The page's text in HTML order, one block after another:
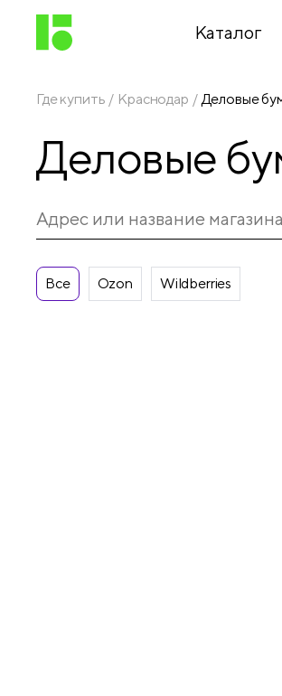
Каталог
принадлежности
Канцелярские
принадлежности
Папки,
Где купить Краснодар Деловые
Деловые
Все Ozon Wildberries